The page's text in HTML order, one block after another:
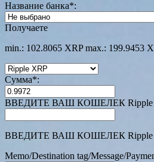
Название банка*:
Получаете
min.: 102.8065 XRP max.: 199.9453
Сумма*:
ВВЕДИТЕ ВАШ КОШЕЛЕК Ripple
ВВЕДИТЕ ВАШ КОШЕЛЕК Ripple
Memo/Destination tag/Message/